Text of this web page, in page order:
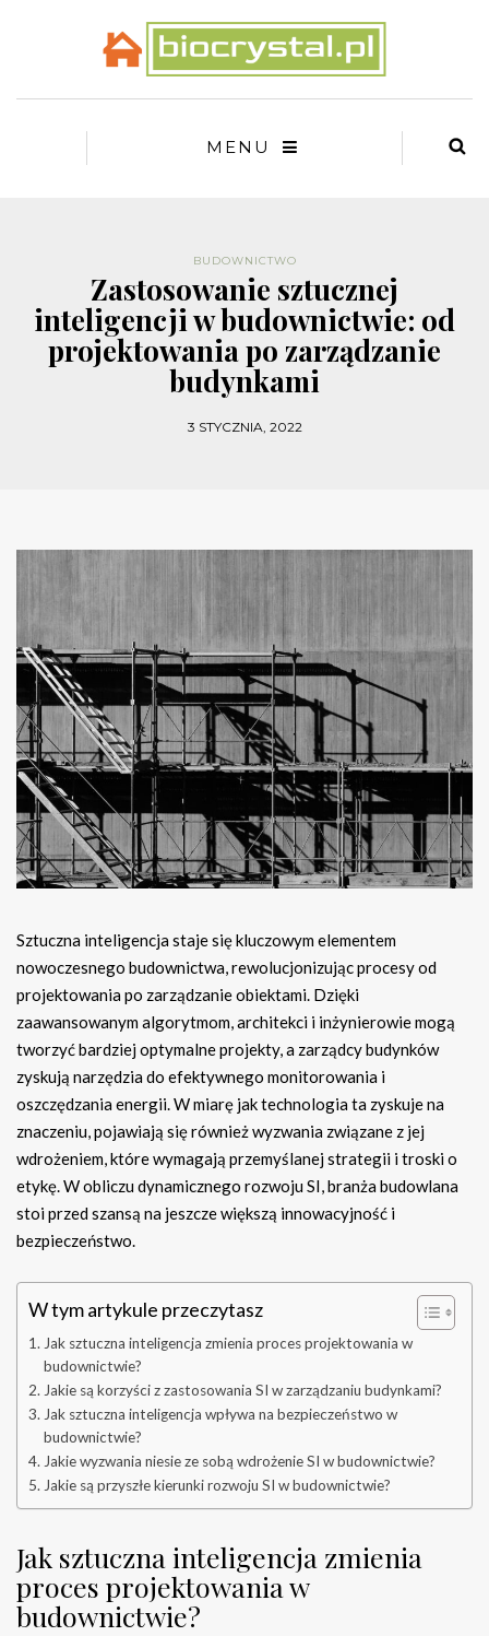
MENU
BUDOWNICTWO
Zastosowanie sztucznej
inteligencji w budownictwie: od
projektowania po zarządzanie
budynkami
3 STYCZNIA, 2022
Sztuczna inteligencja staje się kluczowym elementem
nowoczesnego budownictwa, rewolucjonizując procesy od
projektowania po zarządzanie obiektami. Dzięki
zaawansowanym algorytmom, architekci i inżynierowie mogą
tworzyć bardziej optymalne projekty, a zarządcy budynków
zyskują narzędzia do efektywnego monitorowania i
oszczędzania energii. W miarę jak technologia ta zyskuje na
znaczeniu, pojawiają się również wyzwania związane z jej
wdrożeniem, które wymagają przemyślanej strategii i troski o
etykę. W obliczu dynamicznego rozwoju SI, branża budowlana
stoi przed szansą na jeszcze większą innowacyjność i
bezpieczeństwo.
W tym artykule przeczytasz
Jak sztuczna inteligencja zmienia proces projektowania w
budownictwie?
Jakie są korzyści z zastosowania SI w zarządzaniu budynkami?
Jak sztuczna inteligencja wpływa na bezpieczeństwo w
budownictwie?
Jakie wyzwania niesie ze sobą wdrożenie SI w budownictwie?
Jakie są przyszłe kierunki rozwoju SI w budownictwie?
Jak sztuczna inteligencja zmienia
proces projektowania w
budownictwie?